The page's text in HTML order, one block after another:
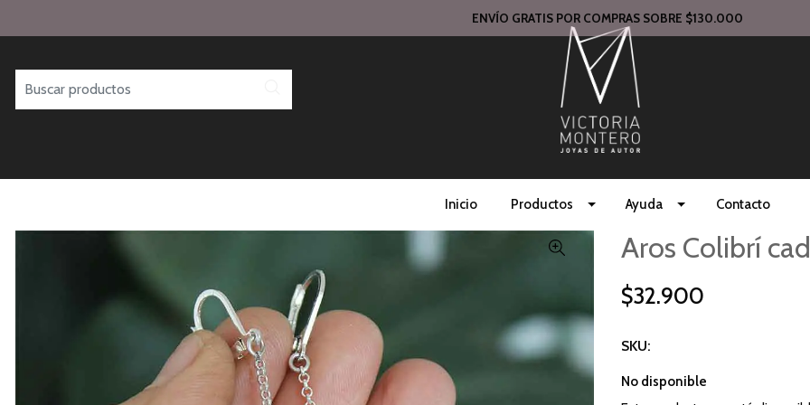
ENVÍO GRATIS POR COMPRAS SOBRE $130.000
Inicio Productos Ayuda Contacto
Aros Colibrí
$32.900
SKU:
No disponible